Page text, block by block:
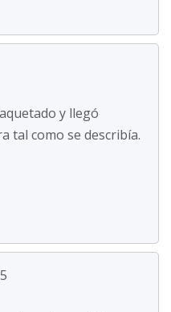
y llegó
tal como se describía.